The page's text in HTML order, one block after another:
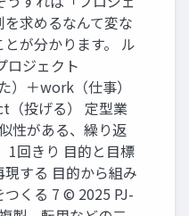
求めるなんて変な
が分かります。 ル
ロジェクト
）＋work（仕事）
（投げる） 定型業
性がある、繰り返
1回きり 目的と目標
する 目的から組み
くる 7 © 2025 PJ-